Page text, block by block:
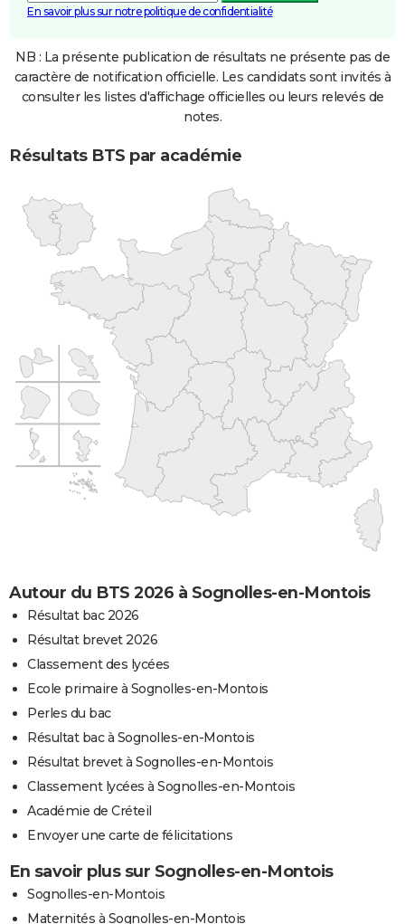
En savoir plus sur notre politique de confidentialité
NB : La présente publication de résultats ne présente pas de
caractère de notification officielle. Les candidats sont invités à
consulter les listes d'affichage officielles ou leurs relevés de
notes.
Résultats BTS par académie
Autour du BTS 2026 à Sognolles-en-Montois
Résultat bac 2026
Résultat brevet 2026
Classement des lycées
Ecole primaire à Sognolles-en-Montois
Perles du bac
Résultat bac à Sognolles-en-Montois
Résultat brevet à Sognolles-en-Montois
Classement lycées à Sognolles-en-Montois
Académie de Créteil
Envoyer une carte de félicitations
En savoir plus sur Sognolles-en-Montois
Sognolles-en-Montois
Maternités à Sognolles-en-Montois